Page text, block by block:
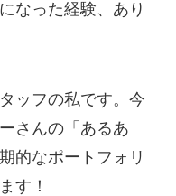
なった経験、あり
ッフの私です。今
さんの「あるあ
的なポートフォリ
す！